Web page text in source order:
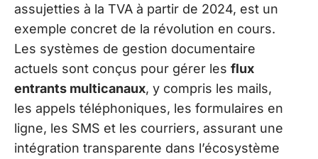
assujetties à la TVA à partir de 2024, est un
exemple concret de la révolution en cours.
Les systèmes de gestion documentaire
actuels sont conçus pour gérer les flux
entrants multicanaux, y compris les mails,
les appels téléphoniques, les formulaires en
ligne, les SMS et les courriers, assurant une
intégration transparente dans l’écosystème